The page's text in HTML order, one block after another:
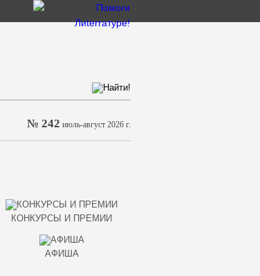
№ 242 июль-август 2026 г.
КОНКУРСЫ И ПРЕМИИ
АФИША